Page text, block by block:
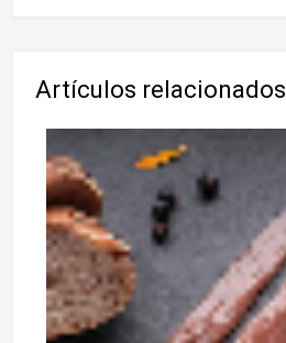
Artículos relacionados